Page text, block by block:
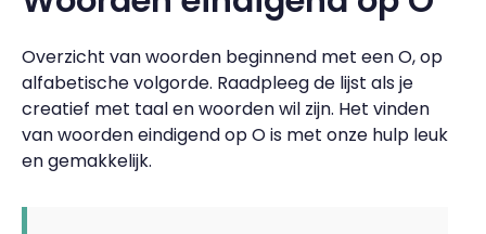
Overzicht van woorden beginnend met een O, op
alfabetische volgorde. Raadpleeg de lijst als je
creatief met taal en woorden wil zijn. Het vinden
van woorden eindigend op O is met onze hulp leuk
en gemakkelijk.